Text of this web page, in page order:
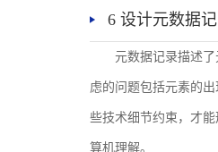
6 设计元数据
元数据记录描述
虑的问题包括元素的
些技术细节约束，才
算机理解。